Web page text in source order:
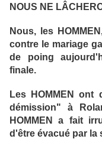
NOUS NE
Nous, les
contre le mariage
de poing
finale.
Les HOMMEN ont
démission" à
HOMMEN a fait
d'être évacué par la